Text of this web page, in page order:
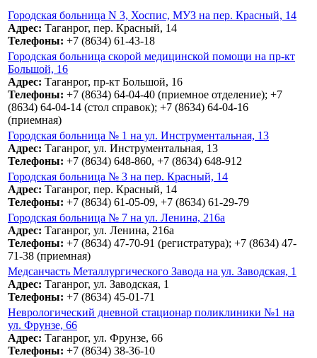
Городская больница N 3, Хоспис, МУЗ на пер. Красный, 14
Адрес: Таганрог, пер. Красный, 14
Телефоны: +7 (8634) 61-43-18
Городская больница скорой медицинской помощи на пр-кт
Большой, 16
Адрес: Таганрог, пр-кт Большой, 16
Телефоны: +7 (8634) 64-04-40 (приемное отделение); +7
(8634) 64-04-14 (стол справок); +7 (8634) 64-04-16
(приемная)
Городская больница № 1 на ул. Инструментальная, 13
Адрес: Таганрог, ул. Инструментальная, 13
Телефоны: +7 (8634) 648-860, +7 (8634) 648-912
Городская больница № 3 на пер. Красный, 14
Адрес: Таганрог, пер. Красный, 14
Телефоны: +7 (8634) 61-05-09, +7 (8634) 61-29-79
Городская больница № 7 на ул. Ленина, 216а
Адрес: Таганрог, ул. Ленина, 216а
Телефоны: +7 (8634) 47-70-91 (регистратура); +7 (8634) 47-
71-38 (приемная)
Медсанчасть Металлургического Завода на ул. Заводская, 1
Адрес: Таганрог, ул. Заводская, 1
Телефоны: +7 (8634) 45-01-71
Неврологический дневной стационар поликлиники №1 на
ул. Фрунзе, 66
Адрес: Таганрог, ул. Фрунзе, 66
Телефоны: +7 (8634) 38-36-10